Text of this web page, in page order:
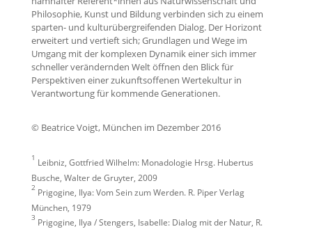
Philosophie, Kunst und Bildung verbinden sich zu einem
sparten- und kulturübergreifenden Dialog. Der Horizont
erweitert und vertieft sich; Grundlagen und Wege im
Umgang mit der komplexen Dynamik einer sich immer
schneller verändernden Welt öffnen den Blick für
Perspektiven einer zukunftsoffenen Wertekultur in
Verantwortung für kommende Generationen.
© Beatrice Voigt, München im Dezember 2016
1 Leibniz, Gottfried Wilhelm: Monadologie Hrsg. Hubertus
Busche, Walter de Gruyter, 2009
2 Prigogine, Ilya: Vom Sein zum Werden. R. Piper Verlag
München, 1979
3 Prigogine, Ilya / Stengers, Isabelle: Dialog mit der Natur, R.